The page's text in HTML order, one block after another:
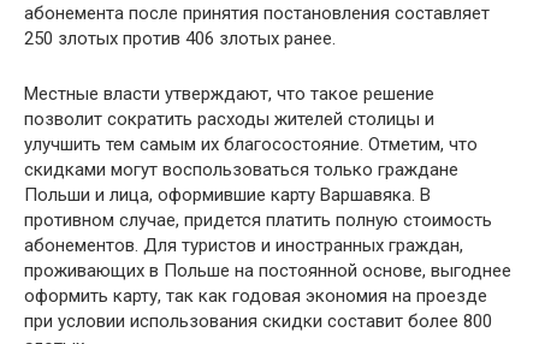
абонемента после принятия постановления составляет
250 злотых против 406 злотых ранее.
Местные власти утверждают, что такое решение
позволит сократить расходы жителей столицы и
улучшить тем самым их благосостояние. Отметим, что
скидками могут воспользоваться только граждане
Польши и лица, оформившие карту Варшавяка. В
противном случае, придется платить полную стоимость
абонементов. Для туристов и иностранных граждан,
проживающих в Польше на постоянной основе, выгоднее
оформить карту, так как годовая экономия на проезде
при условии использования скидки составит более 800